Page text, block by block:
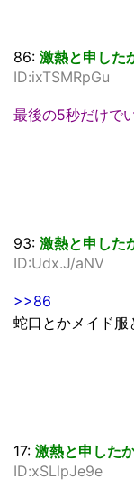
86: 激熱と申した
ID:ixTSMRpGu
最後の5秒だけで
93: 激熱と申した
ID:Udx.J/aNV
>>86
蛇口とかメイド服
17: 激熱と申した
ID:xSLlpJe9e